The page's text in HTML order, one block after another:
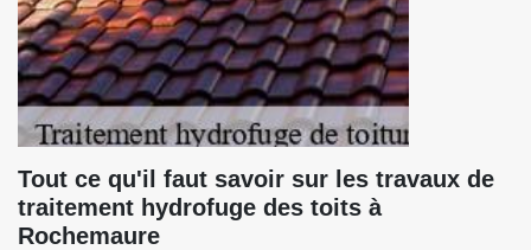
Tout ce qu'il faut savoir sur les travaux de
traitement hydrofuge des toits à
Rochemaure